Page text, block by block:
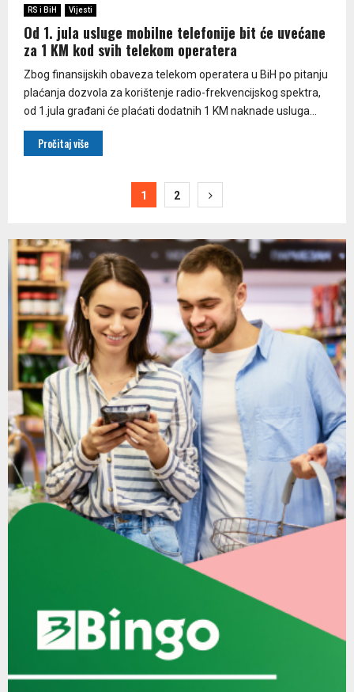
RS i BiH Vijesti
Od 1. jula usluge mobilne telefonije bit će uvećane
za 1 KM kod svih telekom operatera
Zbog finansijskih obaveza telekom operatera u BiH po pitanju
plaćanja dozvola za korištenje radio-frekvencijskog spektra,
od 1.jula građani će plaćati dodatnih 1 KM naknade usluga...
Pročitaj više
1 2